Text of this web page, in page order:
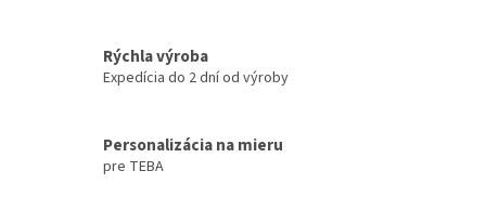
Rýchla výroba
Expedícia do 2 dní od výroby
Personalizácia na mieru
pre TEBA